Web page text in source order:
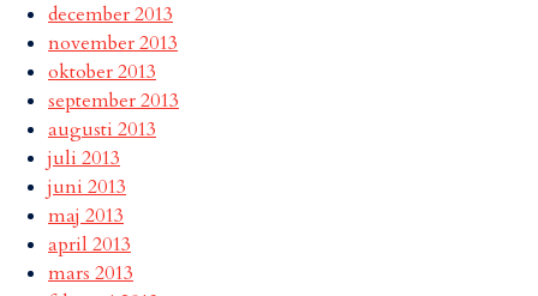
december 2013
november 2013
oktober 2013
september 2013
augusti 2013
juli 2013
juni 2013
maj 2013
april 2013
mars 2013